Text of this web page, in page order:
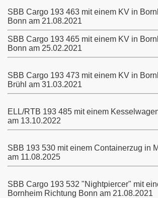
SBB Cargo 193 463 mit einem KV in
Bonn am 21.08.2021
SBB Cargo 193 465 mit einem KV in
Bonn am 25.02.2021
SBB Cargo 193 473 mit einem KV in
Brühl am 31.03.2021
ELL/RTB 193 485 mit einem
am 13.10.2022
SBB 193 530 mit einem Containerzug in
am 11.08.2025
SBB Cargo 193 532 "Nightpiercer" mit
Bornheim Richtung Bonn am 21.08.2021